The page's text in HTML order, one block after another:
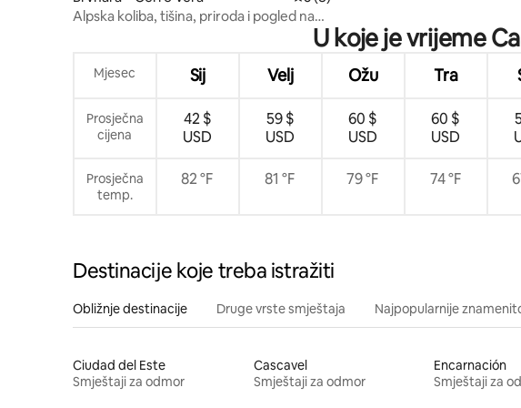
Alpska koliba, tišina, priroda i pogled na
U koje je vrijeme
Mjesec Sij Velj Ožu Tra
Prosječna
cijena
42 $
USD
59 $
USD
60 $
USD
60 $
USD
Prosječna
temp.
82 °F 81 °F 79 °F 74 °F
Destinacije koje treba istražiti
Obližnje destinacije Druge vrste smještaja Najpopularnije
Ciudad del Este
Smještaji za odmor
Cascavel
Smještaji za odmor
Encarnación
Smještaji za